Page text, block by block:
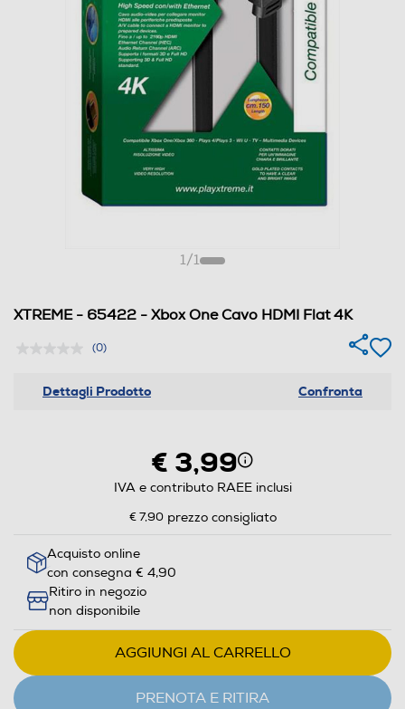
1/1
XTREME - 65422 - Xbox One Cavo HDMI Flat 4K
(0)
Dettagli Prodotto Confronta
€ 3,99
IVA e contributo RAEE inclusi
€ 7,90 prezzo consigliato
Acquisto online
con consegna € 4,90
Ritiro in negozio
non disponibile
AGGIUNGI AL CARRELLO
PRENOTA E RITIRA